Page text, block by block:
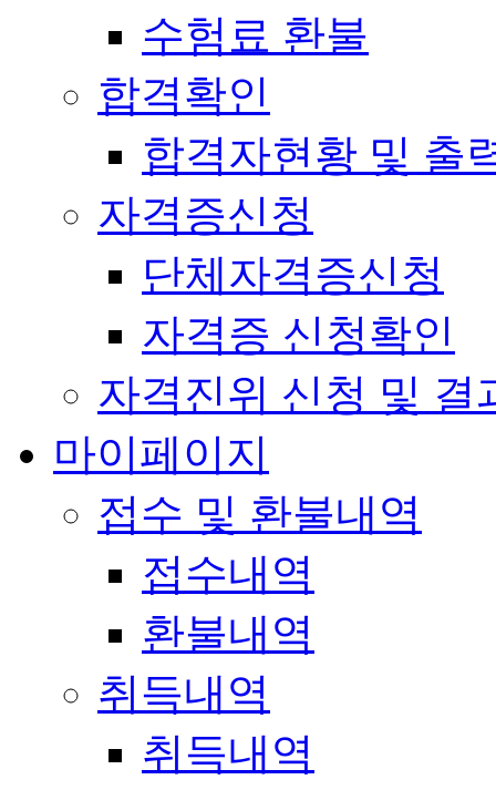
수험료 환불
합격확인
합격자현황 및 출
자격증신청
단체자격증신청
자격증 신청확인
자격진위 신청 및 결
마이페이지
접수 및 환불내역
접수내역
환불내역
취득내역
취득내역